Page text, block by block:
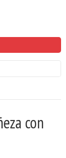
con